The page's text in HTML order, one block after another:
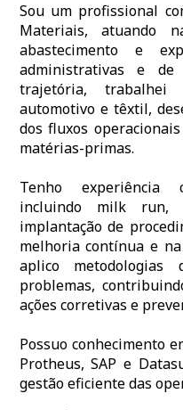
Sou um profissional
Materiais, atuando
abastecimento e
administrativas e
trajetória, trabalhei
automotivo e têxtil,
dos fluxos
matérias-primas.
Tenho experiência
incluindo milk run,
implantação de
melhoria contínua e
aplico
problemas,
ações corretivas e
Possuo conhecimento
Protheus, SAP e
gestão eficiente das